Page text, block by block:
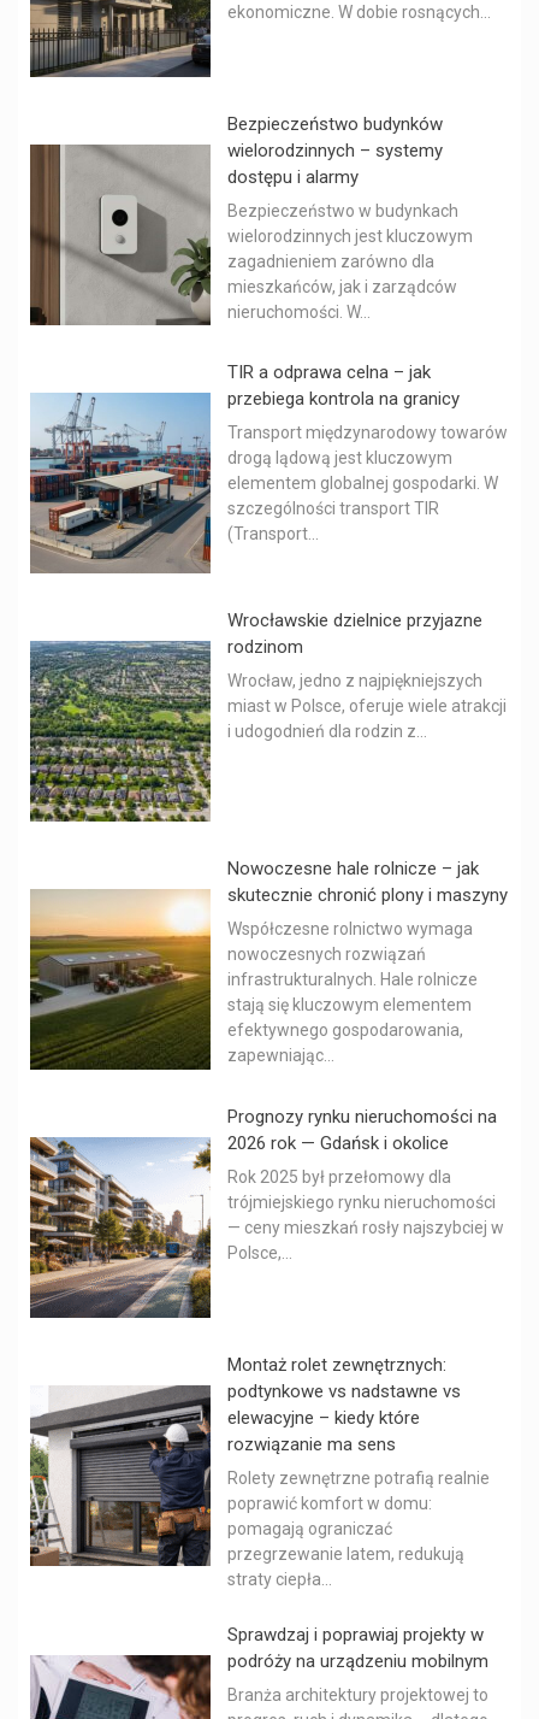
ekonomiczne. W dobie rosnących...
Bezpieczeństwo budynków
wielorodzinnych – systemy
dostępu i alarmy
Bezpieczeństwo w budynkach
wielorodzinnych jest kluczowym
zagadnieniem zarówno dla
mieszkańców, jak i zarządców
nieruchomości. W...
TIR a odprawa celna – jak
przebiega kontrola na granicy
Transport międzynarodowy towarów
drogą lądową jest kluczowym
elementem globalnej gospodarki. W
szczególności transport TIR
(Transport...
Wrocławskie dzielnice przyjazne
rodzinom
Wrocław, jedno z najpiękniejszych
miast w Polsce, oferuje wiele atrakcji
i udogodnień dla rodzin z...
Nowoczesne hale rolnicze – jak
skutecznie chronić plony i maszyny
Współczesne rolnictwo wymaga
nowoczesnych rozwiązań
infrastrukturalnych. Hale rolnicze
stają się kluczowym elementem
efektywnego gospodarowania,
zapewniając...
Prognozy rynku nieruchomości na
2026 rok — Gdańsk i okolice
Rok 2025 był przełomowy dla
trójmiejskiego rynku nieruchomości
— ceny mieszkań rosły najszybciej w
Polsce,...
Montaż rolet zewnętrznych:
podtynkowe vs nadstawne vs
elewacyjne – kiedy które
rozwiązanie ma sens
Rolety zewnętrzne potrafią realnie
poprawić komfort w domu:
pomagają ograniczać
przegrzewanie latem, redukują
straty ciepła...
Sprawdzaj i poprawiaj projekty w
podróży na urządzeniu mobilnym
Branża architektury projektowej to